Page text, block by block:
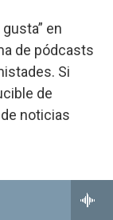
en
de pódcasts
Si
de
noticias